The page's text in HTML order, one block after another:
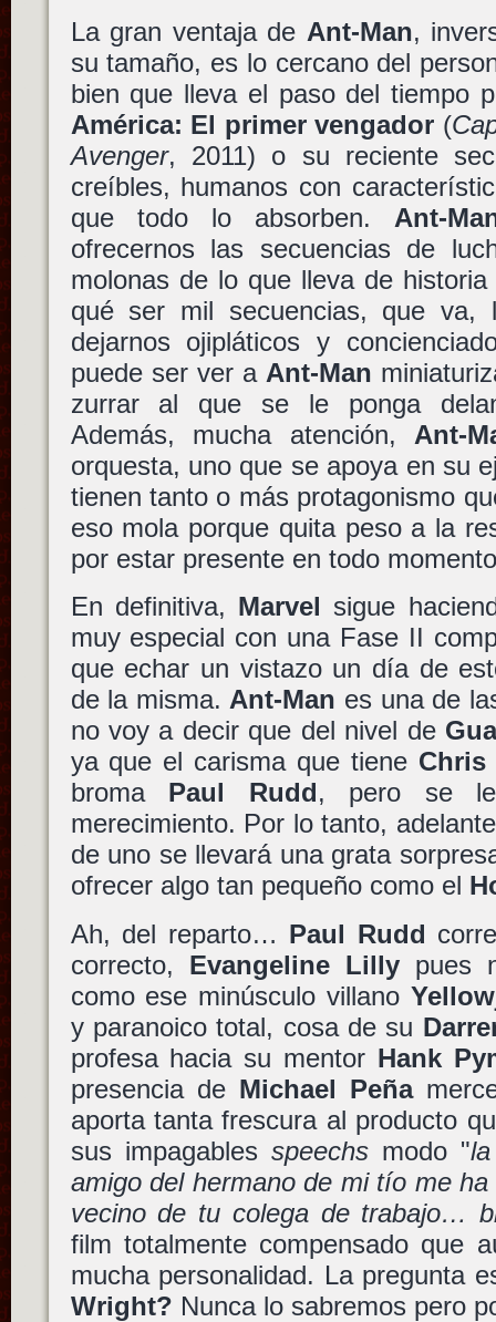
La gran ventaja de Ant-Man,
su tamaño, es lo cercano del
bien que lleva el paso del tiempo
América: El primer vengador (
Avenger, 2011) o su reciente
creíbles, humanos con
que todo lo absorben. Ant-
ofrecernos las secuencias de
molonas de lo que lleva de
qué ser mil secuencias, que va,
dejarnos ojipláticos y
puede ser ver a Ant-Man
zurrar al que se le ponga
Además, mucha atención, Ant-
orquesta, uno que se apoya en su
tienen tanto o más protagonismo
eso mola porque quita peso a la
por estar presente en todo
En definitiva, Marvel sigue
muy especial con una Fase II
que echar un vistazo un día de
de la misma. Ant-Man es una de
no voy a decir que del nivel de
ya que el carisma que tiene Chris
broma Paul Rudd, pero se le
merecimiento. Por lo tanto,
de uno se llevará una grata
ofrecer algo tan pequeño como el
Ah, del reparto… Paul Rudd
correcto, Evangeline Lillypues
como ese minúsculo villano
y paranoico total, cosa de su
profesa hacia su mentor Hank
presencia de Michael Peña
aporta tanta frescura al producto
sus impagables speechsmodo "
amigo del hermano de mi tío me
vecino de tu colega de trabajo…
film totalmente compensado que
mucha personalidad. La pregunta
Wright? Nunca lo sabremos pero